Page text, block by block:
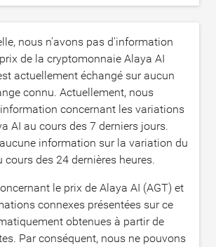
nous n'avons pas d'information
de la cryptomonnaie Alaya AI
actuellement échangé sur aucun
connu. Actuellement, nous
concernant les variations
AI au cours des 7 derniers jours.
information sur la variation du
cours des 24 dernières heures.
le prix de Alaya AI (AGT) et
connexes présentées sur ce
obtenues à partir de
Par conséquent, nous ne pouvons